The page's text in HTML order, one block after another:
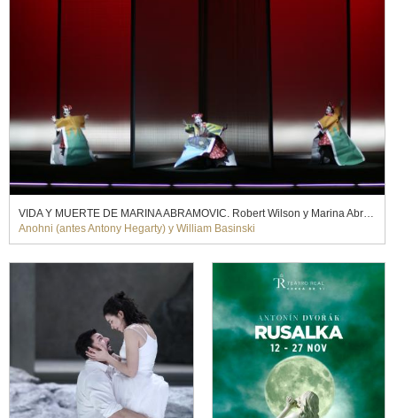
VIDA Y MUERTE DE MARINA ABRAMOVIC. Robert Wilson y Marina Abramovic (2012)
Anohni (antes Antony Hegarty) y William Basinski